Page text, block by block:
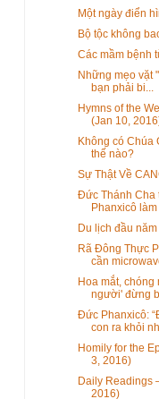
Một ngày điển
Bộ tộc không
Các mầm bệnh
Những mẹo vặt
bạn phải bi...
Hymns of the
(Jan 10,
Không có Chúa
thế nào?
Sự Thật Về
Đức Thánh Cha
Phanxicô làm
Du lịch đầu
Rã Đông Thực
cần
Hoa mắt, chóng
người' đừng
Đức Phanxicô:
con ra khỏi
Homily for the
3, 2016)
Daily Readings
2016)